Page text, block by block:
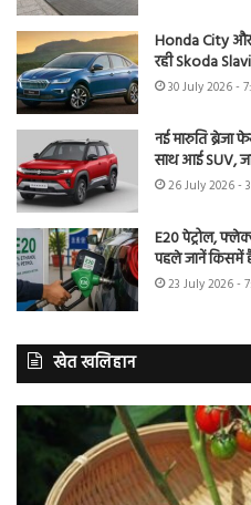
Honda City
रही Skoda
30 July 2026 -
नई मारुति ब्रेजा
साथ आई SUV,
26 July 2026 -
E20 पेट्रोल,
पहले जानें किसमें
23 July 2026 -
खेत खलिहान